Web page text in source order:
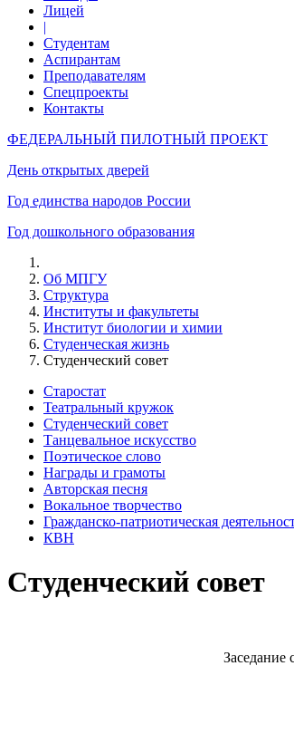
Лицей
|
Студентам
Аспирантам
Преподавателям
Спецпроекты
Контакты
ФЕДЕРАЛЬНЫЙ ПИЛОТНЫЙ ПРОЕКТ
День открытых дверей
Год единства народов России
Год дошкольного образования
Об МПГУ
Структура
Институты и факультеты
Институт биологии и химии
Студенческая жизнь
Студенческий совет
Старостат
Театральный кружок
Студенческий совет
Танцевальное искусство
Поэтическое слово
Награды и грамоты
Авторская песня
Вокальное творчество
Гражданско-патриотическая
КВН
Студенческий совет
Заседание